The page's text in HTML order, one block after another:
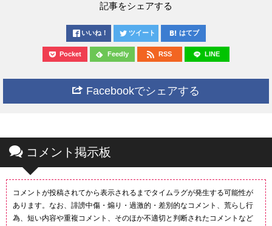
記事をシェアする
いいね！ ツイート はてブ
Pocket Feedly RSS LINE
Facebookでシェアする
コメント掲示板
コメントが投稿されてから表示されるまでタイムラグが発生する可能性が
あります。なお、誹謗中傷・煽り・過激的・差別的なコメント、荒らし行
為、短い内容や重複コメント、そのほか不適切と判断されたコメントなど